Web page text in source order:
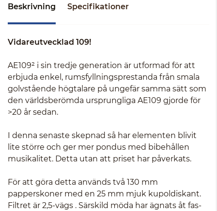
Beskrivning Specifikationer
Vidareutvecklad 109!
AE109² i sin tredje generation är utformad för att
erbjuda enkel, rumsfyllningsprestanda från smala
golvstående högtalare på ungefär samma sätt som
den världsberömda ursprungliga AE109 gjorde för
>20 år sedan.
I denna senaste skepnad så har elementen blivit
lite större och ger mer pondus med bibehållen
musikalitet. Detta utan att priset har påverkats.
För att göra detta används två 130 mm
papperskoner med en 25 mm mjuk kupoldiskant.
Filtret är 2,5-vägs . Särskild möda har ägnats åt fas-